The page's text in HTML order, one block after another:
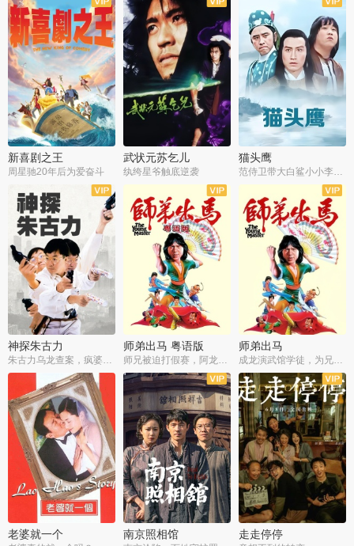
新喜剧之王
周星驰20年后为爱奋斗
武状元苏乞儿
纨绔星爷触底逆袭
猫头鹰
神探朱古力
朱古力乌龙查案，疯婆子神助攻
师弟出马 粤语版
师兄被迫打假赛，阿龙追查斗黑帮
师弟出马
成龙演武馆学徒，为兄搏命战黑道
老婆就一个 南京照相馆 走走停停